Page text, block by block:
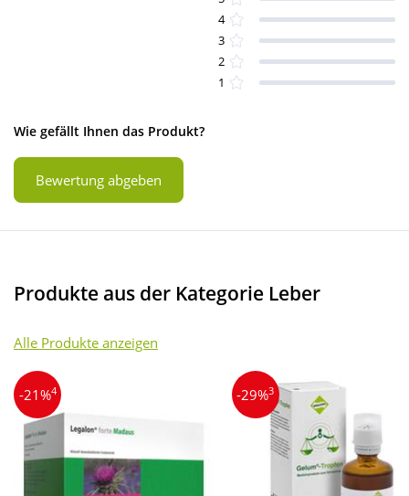
4
3
2
1
Wie gefällt Ihnen das Produkt?
Bewertung abgeben
Produkte aus der Kategorie Leber
Alle Produkte anzeigen
-21%4 -29%3